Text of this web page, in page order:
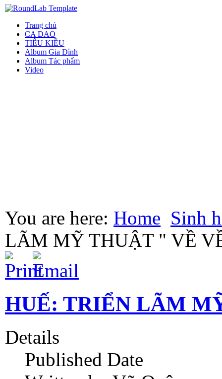
Trang chủ
CA DAO
TIỂU KIỀU
Album Gia Đình
Album Tác phẩm
Video
You are here: Home Sinh
LÃM MỸ THUẬT " VỀ
HUẾ: TRIỂN LÃM
Details
Published Date